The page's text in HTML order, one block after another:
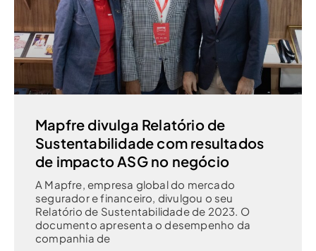
Mapfre divulga Relatório de
Sustentabilidade com resultados
de impacto ASG no negócio
A Mapfre, empresa global do mercado
segurador e financeiro, divulgou o seu
Relatório de Sustentabilidade de 2023. O
documento apresenta o desempenho da
companhia de